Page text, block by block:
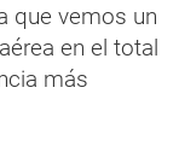
que vemos un
en el total
más